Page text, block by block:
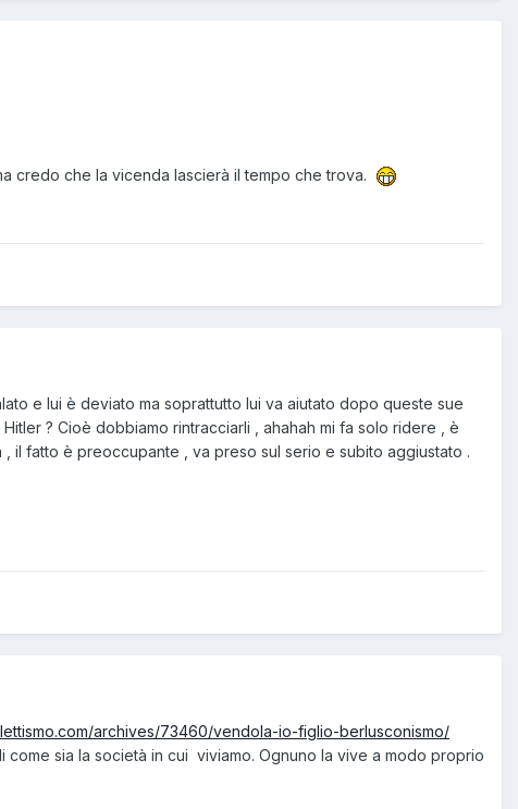
credo che la vicenda lascierà il tempo che trova.
e lui è deviato ma soprattutto lui va aiutato dopo queste sue
? Cioè dobbiamo rintracciarli , ahahah mi fa solo ridere , è
fatto è preoccupante , va preso sul serio e subito aggiustato .
archives/73460/vendola-io-figlio-berlusconismo/
sia la società in cui viviamo. Ognuno la vive a modo proprio